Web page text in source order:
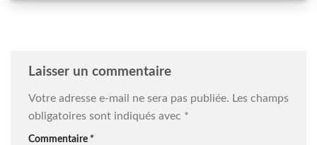
Laisser un commentaire
Votre adresse e-mail ne sera pas publiée. Les champs
obligatoires sont indiqués avec *
Commentaire *